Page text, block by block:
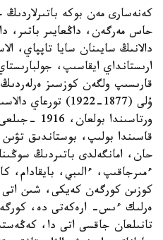
كەنەسارى مەن بوكە
حاس مەرگەن، داڭعايىر باتىر،
دالانىڭ سايىنان سايا تاپپاي،
ارىستانداي ايقاسىپ،
قارىسىپ ولگەن كوزسىز
ۇلى (1877-1922)
ورتاسىندا
قاسىندا بولىپ، بوستاندىق تۋىن
حان، امانگەلدى باتىردىڭ
ءمىرجاقىپ، ءالىبي، بايقادام،
كوزىن كورگەن كەيكى، شىن اتى
ەرلىك ءىس- ارەكەتى دە،
تانىلعان جاقسى اتى دا،